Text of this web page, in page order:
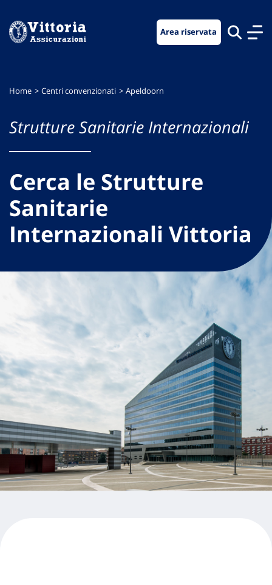
menu
contenuto
footer
Area riservata
Home Centri convenzionati Apeldoorn
Strutture Sanitarie Internazionali
Cerca le Strutture
Sanitarie
Internazionali Vittoria